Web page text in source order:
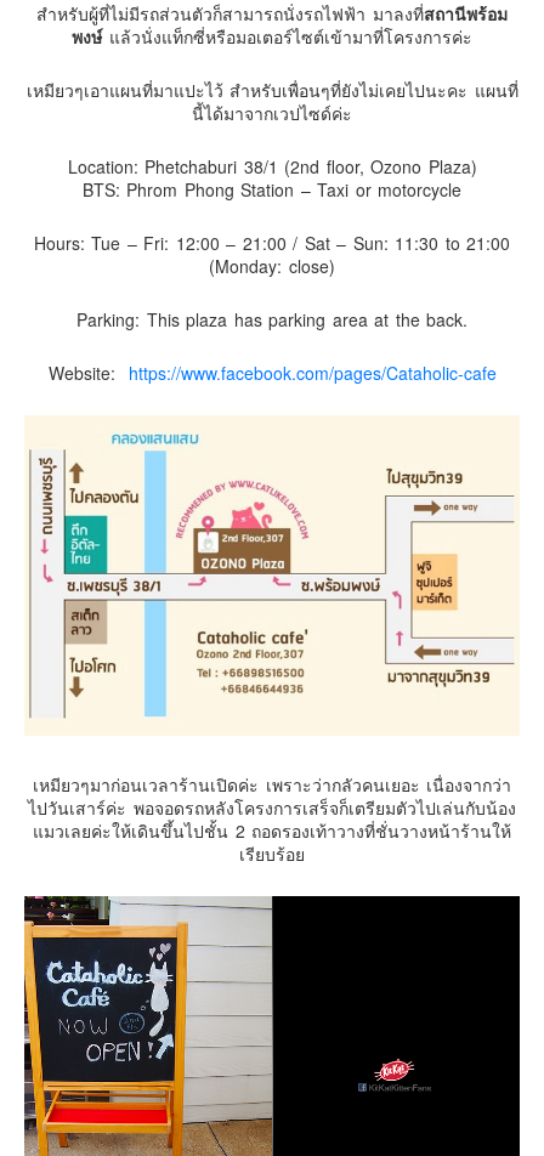
สิงคโปร์
มาเลเชีย
ฮ่องกง
มัลดีฟส์
อินโดนีเซีย
ฟิลิปปินส์
ออสเตรเลีย
นิวซีแลนด์
อเมริกา
ร้านอร่อย
บทความครอบครัว
Beauty Review
รีวิวสายการบิน
Events & PR News
About Us
สำหรับผู้ที่ไม่มีรถส่วนตัวก็สามารถนั่งรถไฟฟ้า มาลงที่สถานีพร้อม
พงษ์แล้วนั่งแท็กซี่หรือมอเตอร์ไซต์เข้ามาที่โครงการค่ะ
เหมียวๆเอาแผนที่มาแปะไว้ สำหรับเพื่อนๆที่ยังไม่เคยไปนะคะ แผนที่
นี้ได้มาจากเวปไซด์ค่ะ
Location: Phetchaburi 38/1 (2nd floor, Ozono Plaza)
BTS: Phrom Phong Station – Taxi or motorcycle
Hours: Tue – Fri: 12:00 – 21:00 / Sat – Sun: 11:30 to 21:00
(Monday: close)
Parking: This plaza has parking area at the back.
Website: https://www.facebook.com/pages/Cataholic-cafe
เหมียวๆมาก่อนเวลาร้านเปิดค่ะ เพราะว่ากลัวคนเยอะ เนื่องจากว่า
ไปวันเสาร์ค่ะ พอจอดรถหลังโครงการเสร็จก็เตรียมตัวไปเล่นกับน้อง
แมวเลยค่ะให้เดินขึ้นไปชั้น 2 ถอดรองเท้าวางที่ชั่นวางหน้าร้านให้
เรียบร้อย